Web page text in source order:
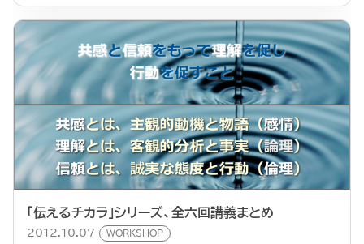
「伝えるチカラ」シリーズ、全六回講義まとめ
2012.10.07 WORKSHOP